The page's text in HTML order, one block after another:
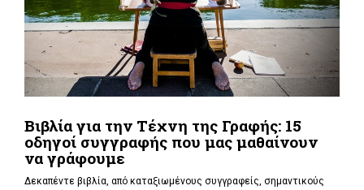
Βιβλία για την Τέχνη της Γραφής: 15
οδηγοί συγγραφής που μας μαθαίνουν
να γράφουμε
Δεκαπέντε βιβλία, από καταξιωμένους συγγραφείς, σημαντικούς